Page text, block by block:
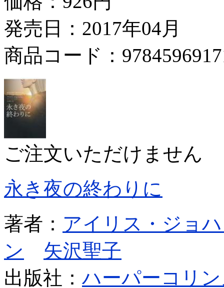
発売日：2017年04月
商品コード：
ご注文いただけません
永き夜の終わりに
著者： アイリス・ジョ
ン
矢沢聖子
出版社：ハーパーコリ